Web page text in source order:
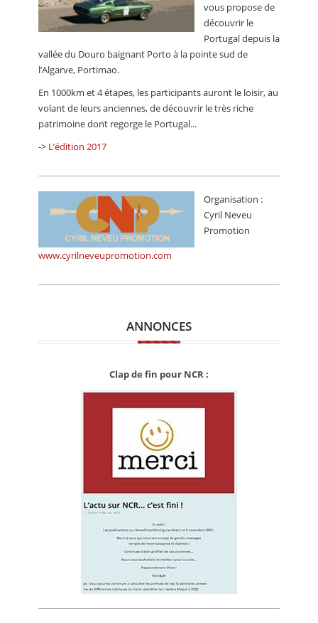
vous propose de
découvrir le
Portugal depuis la
vallée du Douro baignant Porto à la pointe sud de
l’Algarve, Portimao.
En 1000km et 4 étapes, les participants auront le loisir, au
volant de leurs anciennes, de découvrir le très riche
patrimoine dont regorge le Portugal...
-> L’édition 2017
Organisation :
Cyril Neveu
Promotion
www.cyrilneveupromotion.com
ANNONCES
Clap de fin pour NCR :